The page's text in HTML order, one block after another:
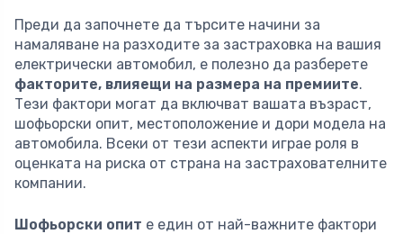
Преди да започнете да търсите начини за
намаляване на разходите за застраховка на вашия
електрически автомобил, е полезно да разберете
факторите, влияещи на размера на премиите.
Тези фактори могат да включват вашата възраст,
шофьорски опит, местоположение и дори модела на
автомобила. Всеки от тези аспекти играе роля в
оценката на риска от страна на застрахователните
компании.
Шофьорски опит е един от най-важните фактори